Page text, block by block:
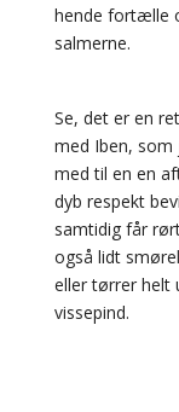
hende fortælle
salmerne.
Se, det er en
med Iben,
med til en en
dyb respekt
samtidig får
også lidt
eller tørrer helt
vissepind.